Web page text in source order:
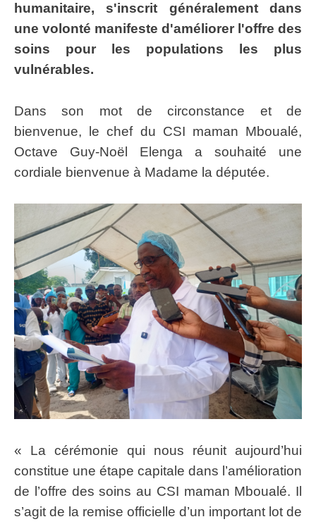
humanitaire, s'inscrit généralement dans
une volonté manifeste d'améliorer l'offre des
soins pour les populations les plus
vulnérables.
Dans son mot de circonstance et de
bienvenue, le chef du CSI maman Mboualé,
Octave Guy-Noël Elenga a souhaité une
cordiale bienvenue à Madame la députée.
« La cérémonie qui nous réunit aujourd’hui
constitue une étape capitale dans l’amélioration
de l’offre des soins au CSI maman Mboualé. Il
s’agit de la remise officielle d’un important lot de